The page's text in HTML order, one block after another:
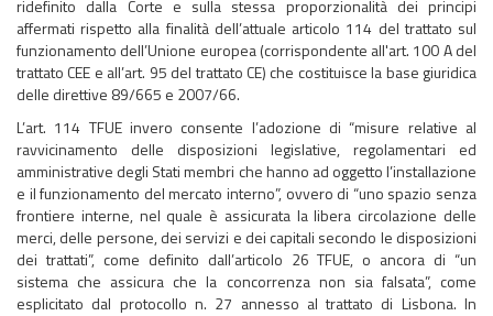
ridefinito dalla Corte e sulla stessa proporzionalità dei principi
affermati rispetto alla finalità dell’attuale articolo 114 del trattato sul
funzionamento dell’Unione europea (corrispondente all'art. 100 A del
trattato CEE e all’art. 95 del trattato CE) che costituisce la base giuridica
delle direttive 89/665 e 2007/66.
L’art. 114 TFUE invero consente l’adozione di “misure relative al
ravvicinamento delle disposizioni legislative, regolamentari ed
amministrative degli Stati membri che hanno ad oggetto l’installazione
e il funzionamento del mercato interno”, ovvero di “uno spazio senza
frontiere interne, nel quale è assicurata la libera circolazione delle
merci, delle persone, dei servizi e dei capitali secondo le disposizioni
dei trattati”, come definito dall’articolo 26 TFUE, o ancora di “un
sistema che assicura che la concorrenza non sia falsata”, come
esplicitato dal protocollo n. 27 annesso al trattato di Lisbona. In